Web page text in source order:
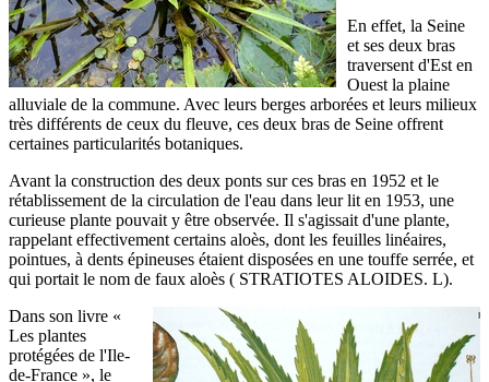
En effet, la Seine
et ses deux bras
traversent d'Est en
Ouest la plaine
alluviale de la commune. Avec leurs berges arborées et leurs milieux
très différents de ceux du fleuve, ces deux bras de Seine offrent
certaines particularités botaniques.
Avant la construction des deux ponts sur ces bras en 1952 et le
rétablissement de la circulation de l'eau dans leur lit en 1953, une
curieuse plante pouvait y être observée. Il s'agissait d'une plante,
rappelant effectivement certains aloès, dont les feuilles linéaires,
pointues, à dents épineuses étaient disposées en une touffe serrée, et
qui portait le nom de faux aloès ( STRATIOTES ALOIDES. L).
Dans son livre «
Les plantes
protégées de l'Ile-
de-France », le